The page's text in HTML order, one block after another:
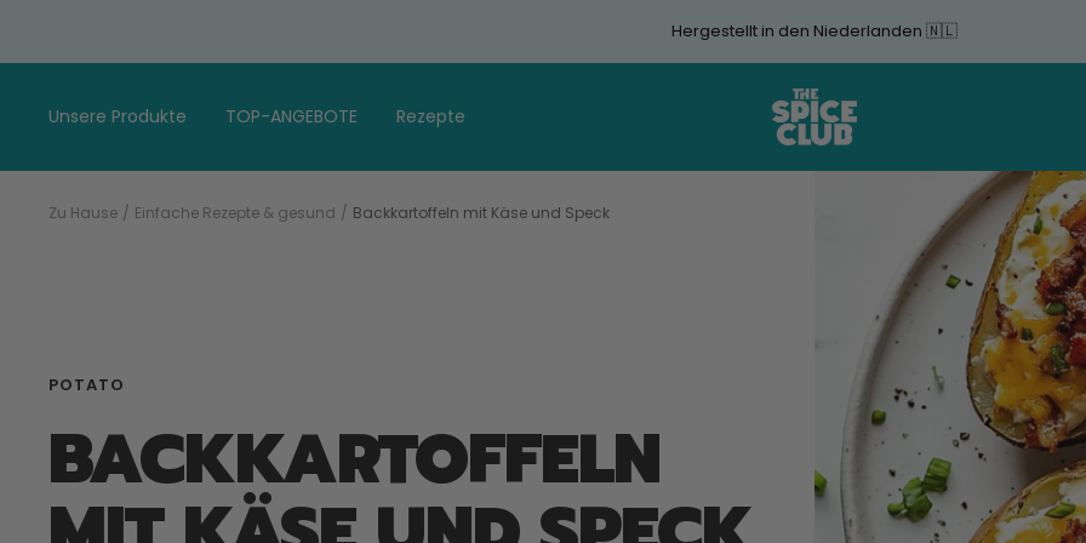
Hergestellt in den Niederlanden 🇳🇱
Unsere Produkte TOP-ANGEBOTE Rezepte
The
Spice
Zu Hause Einfache Rezepte & gesund Backkartoffeln mit Käse und Speck
POTATO
BACKKARTOFFELN